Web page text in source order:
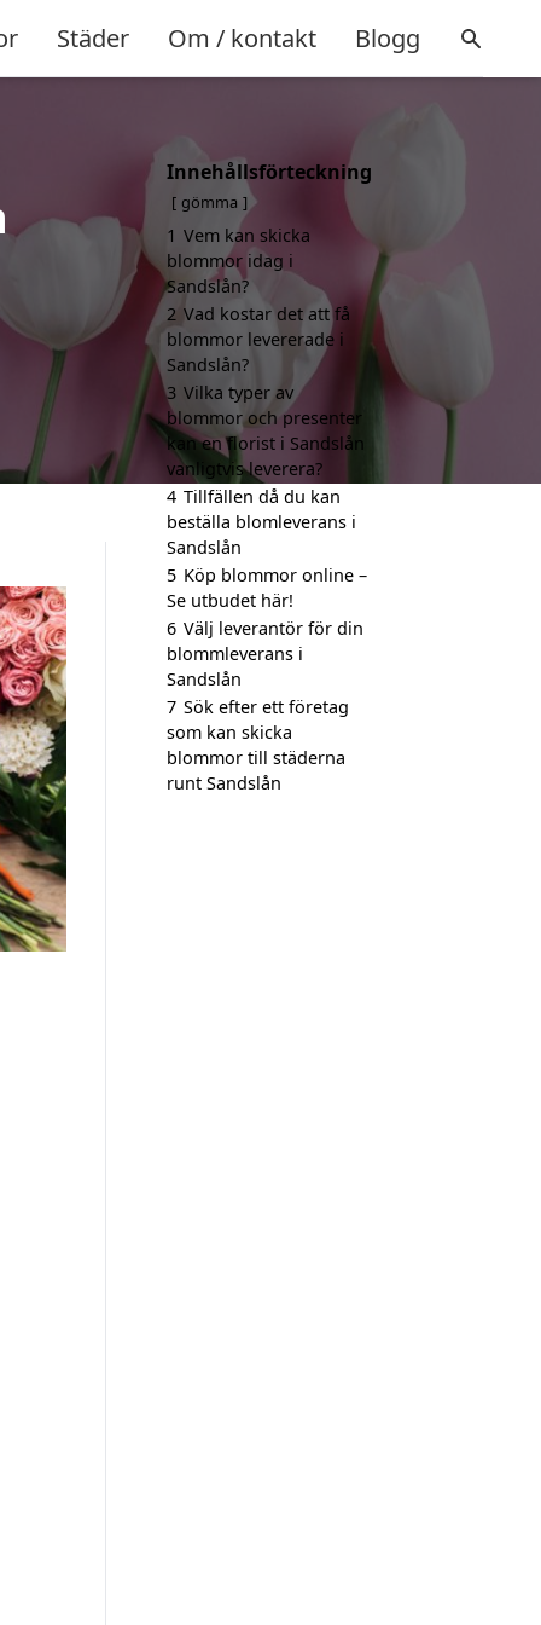
Städer Om / kontakt Blogg
Innehållsförteckning
gömma
1 Vem kan skicka
blommor idag i
Sandslån?
2 Vad kostar det att få
blommor levererade i
Sandslån?
3 Vilka typer av
blommor och presenter
kan en florist i Sandslån
vanligtvis leverera?
4 Tillfällen då du kan
beställa blomleverans i
Sandslån
5 Köp blommor online –
Se utbudet här!
6 Välj leverantör för din
blommleverans i
Sandslån
7 Sök efter ett företag
som kan skicka
blommor till städerna
runt Sandslån